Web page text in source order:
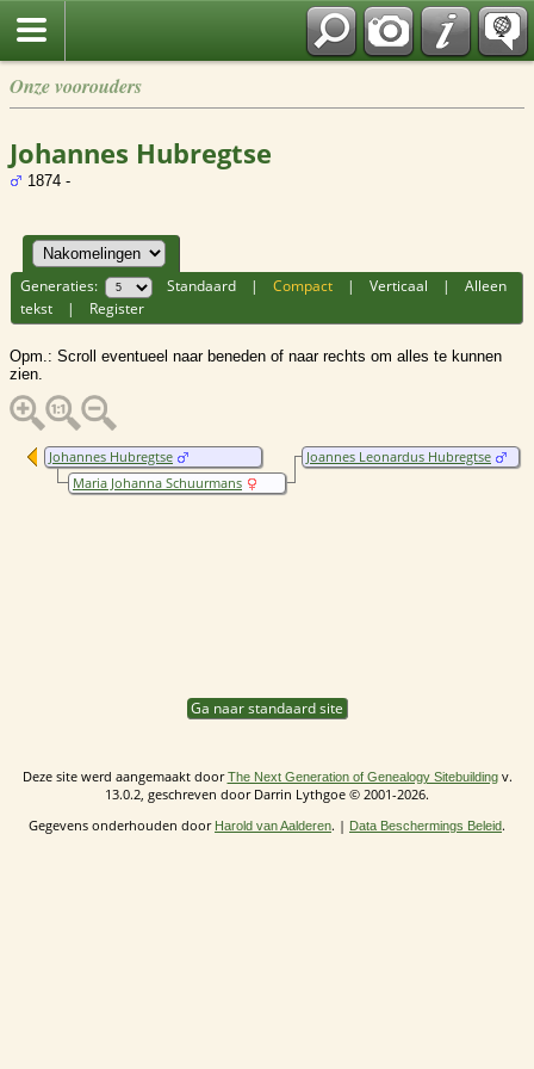
Onze voorouders
Johannes Hubregtse
1874 -
Generaties: Standaard |Compact |Verticaal |Alleen
tekst | Register
Opm.: Scroll eventueel naar beneden of naar rechts om alles te kunnen
zien.
Joannes Leonardus Hubregtse
Johannes Hubregtse
Maria Johanna Schuurmans
Ga naar standaard site
Deze site werd aangemaakt doorThe Next Generation of Genealogy Sitebuildingv.
13.0.2, geschreven door Darrin Lythgoe © 2001-2026.
Gegevens onderhouden door Harold van Aalderen. | Data Beschermings Beleid.